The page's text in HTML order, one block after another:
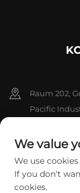
Raum 202,
Pacific
+86-
[email
We value
We use
If you don't
cookies.